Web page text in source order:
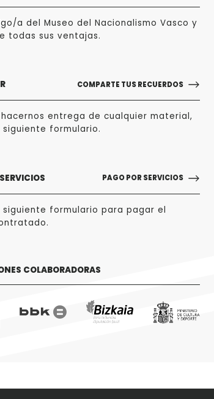
a del Museo del Nacionalismo Vasco y
todas sus ventajas.
COMPARTE TUS RECUERDOS
hacernos entrega de cualquier material,
formulario.
PAGO POR SERVICIOS
siguiente formulario para pagar el
COLABORADORAS